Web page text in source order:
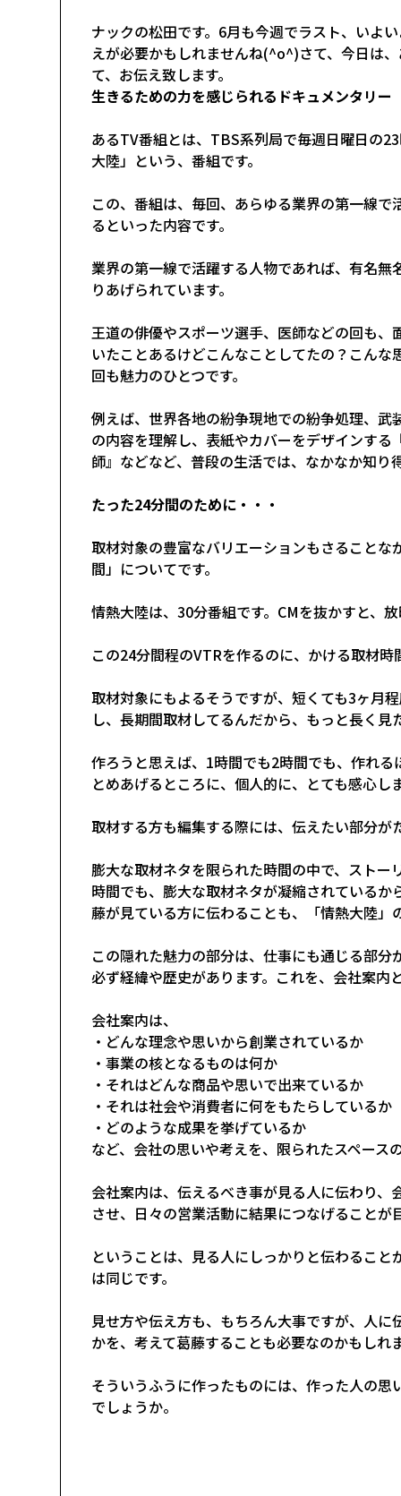
ナックの松田です。6月も今週でラスト、いよ
えが必要かもしれませんね(^o^)さて、今日は
て、お伝え致します。
生きるための力を感じられるドキュメンタリー
あるTV番組とは、TBS系列局で毎週日曜日の
大陸」という、番組です。
この、番組は、毎回、あらゆる業界の第一線
るといった内容です。
業界の第一線で活躍する人物であれば、有名
りあげられています。
王道の俳優やスポーツ選手、医師などの回も
いたことあるけどこんなことしてたの？こん
回も魅力のひとつです。
例えば、世界各地の紛争現地での紛争処理、
の内容を理解し、表紙やカバーをデザインす
師』などなど、普段の生活では、なかなか知
たった24分間のために・・・
取材対象の豊富なバリエーションもさること
間」についてです。
情熱大陸は、30分番組です。CMを抜かすと、
この24分間程のVTRを作るのに、かける取材
取材対象にもよるそうですが、短くても3ヶ月
し、長期間取材してるんだから、もっと長く見
作ろうと思えば、1時間でも2時間でも、作れ
とめあげるところに、個人的に、とても感心し
取材する方も編集する際には、伝えたい部分
膨大な取材ネタを限られた時間の中で、スト
時間でも、膨大な取材ネタが凝縮されている
藤が見ている方に伝わることも、「情熱大陸」
この隠れた魅力の部分は、仕事にも通じる部
必ず経緯や歴史があります。これを、会社案内
会社案内は、
・どんな理念や思いから創業されているか
・事業の核となるものは何か
・それはどんな商品や思いで出来ているか
・それは社会や消費者に何をもたらしているか
・どのような成果を挙げているか
など、会社の思いや考えを、限られたスペース
会社案内は、伝えるべき事が見る人に伝わり
させ、日々の営業活動に結果につなげることが
ということは、見る人にしっかりと伝わるこ
は同じです。
見せ方や伝え方も、もちろん大事ですが、人
かを、考えて葛藤することも必要なのかもしれ
そういうふうに作ったものには、作った人の
でしょうか。